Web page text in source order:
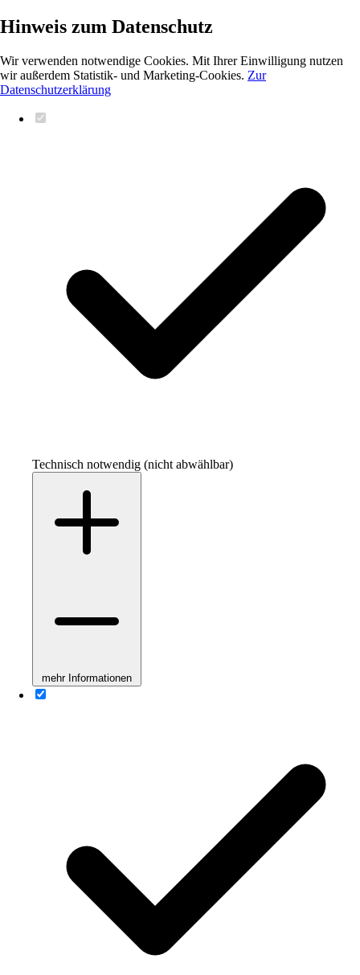
Hinweis zum Datenschutz
Wir verwenden notwendige Cookies. Mit Ihrer Einwilligung nutzen
wir außerdem Statistik- und Marketing-Cookies. Zur
Datenschutzerklärung
Technisch notwendig (nicht abwählbar)
mehr Informationen